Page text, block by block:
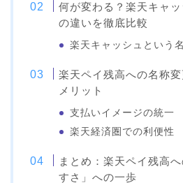
何が変わる？楽天キャ
の違いを徹底比較
楽天キャッシュという
楽天ペイ残高への名称
メリット
支払いイメージの統一
楽天経済圏での利便性
まとめ：楽天ペイ残高
すさ」への一歩